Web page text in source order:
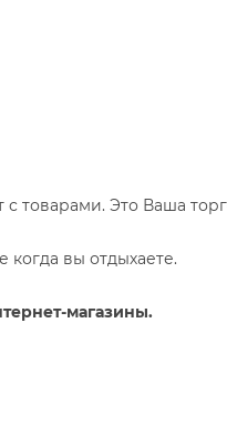
с товарами. Это Ваша
вы отдыхаете.
магазины.